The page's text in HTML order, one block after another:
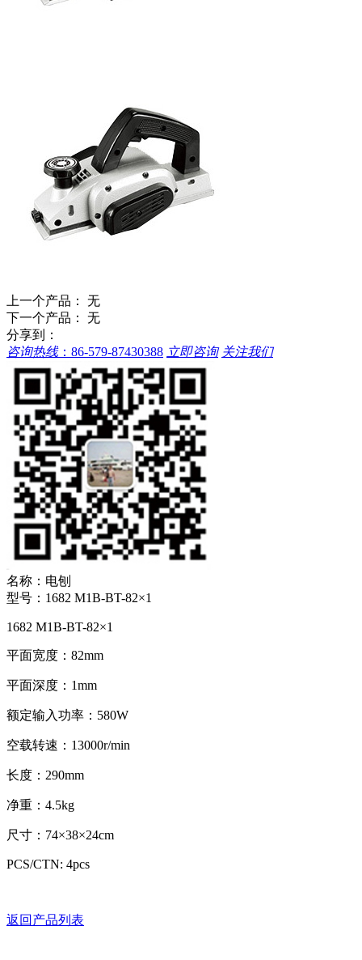
上一个产品： 无
下一个产品： 无
分享到：
咨询热线： 86-579-87430388 立即咨询 关注我们
名称： 电刨
型号： 1682 M1B-BT-82×1
1682 M1B-BT-82×1
平面宽度：82mm
平面深度：1mm
额定输入功率：580W
空载转速：13000r/min
长度：290mm
净重：4.5kg
尺寸：74×38×24cm
PCS/CTN: 4pcs
返回产品列表